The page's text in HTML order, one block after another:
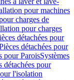
pour machines
charges de
pour charges
détachées pour
détachées pour
pour ParoisSystèmes
détachées pour
l'isolation